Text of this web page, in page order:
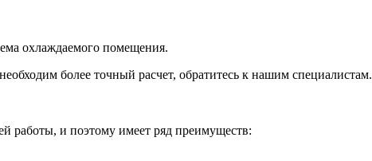
охлаждаемого помещения.
более точный расчет, обратитесь к нашим специалистам.
работы, и поэтому имеет ряд преимуществ: